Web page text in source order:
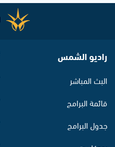
راديو الشمس
البث المباشر
قائمة البرامج
جدول البرامج